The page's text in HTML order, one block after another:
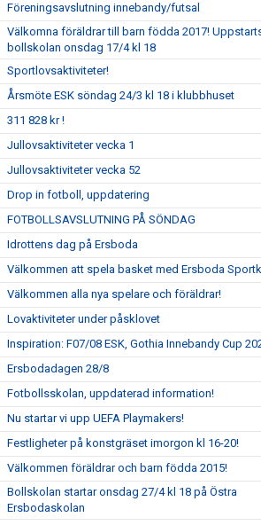
Föreningsavslutning innebandy/futsal
Välkomna föräldrar till barn födda 2017!
bollskolan onsdag 17/4 kl 18
Sportlovsaktiviteter!
Årsmöte ESK söndag 24/3 kl 18 i klubbhuset
311 828 kr !
Jullovsaktiviteter vecka 1
Jullovsaktiviteter vecka 52
Drop in fotboll, uppdatering
FOTBOLLSAVSLUTNING PÅ SÖNDAG
Idrottens dag på Ersboda
Välkommen att spela basket med Ersboda
Välkommen alla nya spelare och föräldrar!
Lovaktiviteter under påsklovet
Inspiration: F07/08 ESK, Gothia Innebandy Cup
Ersbodadagen 28/8
Fotbollsskolan, uppdaterad information!
Nu startar vi upp UEFA Playmakers!
Festligheter på konstgräset imorgon kl 16-20!
Välkommen föräldrar och barn födda 2015!
Bollskolan startar onsdag 27/4 kl 18 på Östra
Ersbodaskolan